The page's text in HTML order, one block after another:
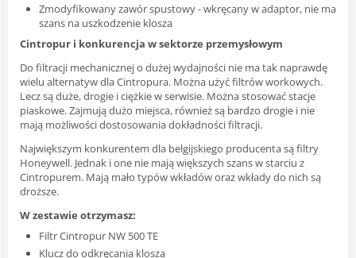
Zmodyfikowany zawór spustowy - wkręcany w adaptor, nie ma
szans na uszkodzenie klosza
Cintropur i konkurencja w sektorze przemysłowym
Do filtracji mechanicznej o dużej wydajności nie ma tak naprawdę
wielu alternatyw dla Cintropura. Można użyć filtrów workowych.
Lecz są duże, drogie i ciężkie w serwisie. Można stosować stacje
piaskowe. Zajmują dużo miejsca, również są bardzo drogie i nie
mają możliwości dostosowania dokładności filtracji.
Największym konkurentem dla belgijskiego producenta są filtry
Honeywell. Jednak i one nie mają większych szans w starciu z
Cintropurem. Mają mało typów wkładów oraz wkłady do nich są
droższe.
W zestawie otrzymasz:
Filtr Cintropur NW 500 TE
Klucz do odkręcania klosza